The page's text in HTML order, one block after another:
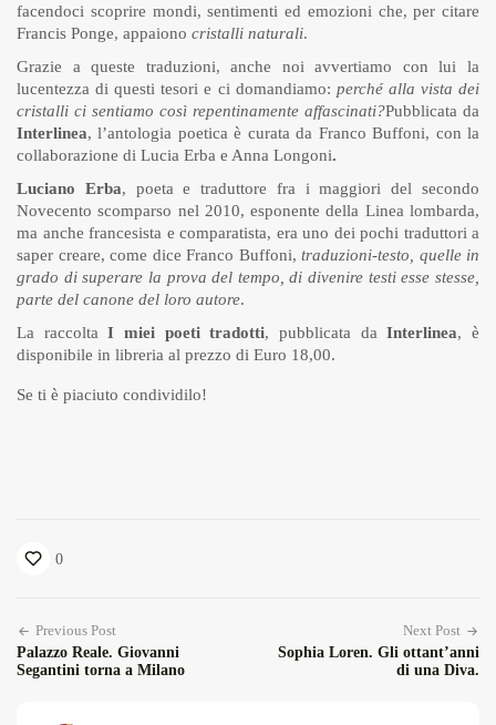
facendoci scoprire mondi, sentimenti ed emozioni che, per citare
Francis Ponge, appaiono cristalli naturali.
Grazie a queste traduzioni, anche noi avvertiamo con lui la
lucentezza di questi tesori e ci domandiamo: perché alla vista dei
cristalli ci sentiamo così repentinamente affascinati?Pubblicata da
Interlinea, l’antologia poetica è curata da Franco Buffoni, con la
collaborazione di Lucia Erba e Anna Longoni.
Luciano Erba, poeta e traduttore fra i maggiori del secondo
Novecento scomparso nel 2010, esponente della Linea lombarda,
ma anche francesista e comparatista, era uno dei pochi traduttori a
saper creare, come dice Franco Buffoni, traduzioni-testo, quelle in
grado di superare la prova del tempo, di divenire testi esse stesse,
parte del canone del loro autore.
La raccoltaI miei poeti tradotti, pubblicata daInterlinea, è
disponibile in libreria al prezzo di Euro 18,00.
Se ti è piaciuto condividilo!
0
Previous Post
Palazzo Reale. Giovanni
Segantini torna a Milano
Next Post
Sophia Loren. Gli ottant’anni
di una Diva.